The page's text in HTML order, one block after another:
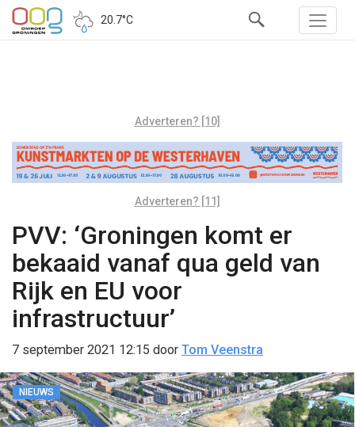
20.7°C
Adverteren? [10]
Adverteren? [11]
PVV: ‘Groningen komt er
bekaaid vanaf qua geld van
Rijk en EU voor
infrastructuur’
7 september 2021 12:15 door Tom Veenstra
NIEUWS